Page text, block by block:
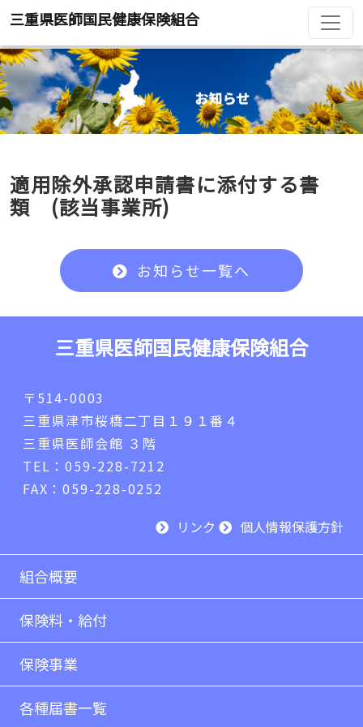
三重県医師国民健康保険組合
適用除外承認申請書に添付する書
類 (該当事業所)
お知らせ一覧へ
三重県医師国民健康保険組合
〒514-0003
三重県津市桜橋二丁目１９１番４
三重県医師会館 ３階
TEL：059-228-7212
FAX：059-228-0252
リンク
個人情報保護方針
組合概要
保険料・給付
保険事業
各種届書一覧